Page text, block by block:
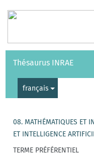
Vocabulaires API
Thésaurus INRAE
français
08. MATHÉMATIQUES ET
ET INTELLIGENCE
TERME PRÉFÉRENTIEL